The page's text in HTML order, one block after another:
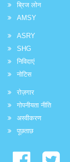
ब्रिज लोन
AMSY
ASRY
SHG
निविदाएं
नोटिस
रोज़गार
गोपनीयता नीति
अस्वीकरण
पूछताछ